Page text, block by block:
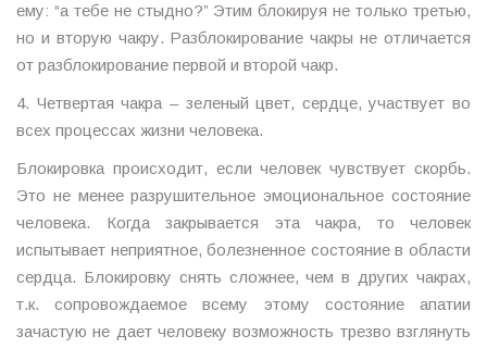
ему: “а тебе не стыдно?” Этим блокируя не только третью,
но и вторую чакру. Разблокирование чакры не отличается
от разблокирование первой и второй чакр.
4. Четвертая чакра – зеленый цвет, сердце, участвует во
всех процессах жизни человека.
Блокировка происходит, если человек чувствует скорбь.
Это не менее разрушительное эмоциональное состояние
человека. Когда закрывается эта чакра, то человек
испытывает неприятное, болезненное состояние в области
сердца. Блокировку снять сложнее, чем в других чакрах,
т.к. сопровождаемое всему этому состояние апатии
зачастую не дает человеку возможность трезво взглянуть